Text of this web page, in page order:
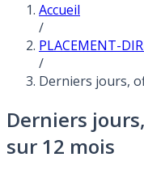
Accueil
/
PLACEMENT-
/
Derniers jours,
Derniers
sur 12 mois